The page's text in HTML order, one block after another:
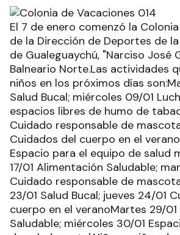
El 7 de enero comenzó la
de la Dirección de Deportes de
de Gualeguaychú, "Narciso José
Balneario Norte.Las actividades
niños en los próximos días
Salud Bucal; miércoles 09/01
espacios libres de humo de
Cuidado responsable de
Cuidados del cuerpo en el
Espacio para el equipo de salud
17/01 Alimentación Saludable;
Cuidado responsable de
23/01 Salud Bucal; jueves 24/01
cuerpo en el veranoMartes 29/
Saludable; miércoles 30/01